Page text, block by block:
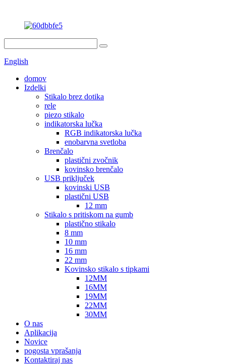
English
domov
Izdelki
Stikalo brez dotika
rele
piezo stikalo
indikatorska lučka
RGB indikatorska lučka
enobarvna svetloba
Brenčalo
plastični zvočnik
kovinsko brenčalo
USB priključek
kovinski USB
plastični USB
12 mm
Stikalo s pritiskom na gumb
plastično stikalo
8 mm
10 mm
16 mm
22 mm
Kovinsko stikalo s tipkami
12MM
16MM
19MM
22MM
30MM
O nas
Aplikacija
Novice
pogosta vprašanja
Kontaktiraj nas